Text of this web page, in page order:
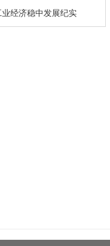
经济稳中发展纪实